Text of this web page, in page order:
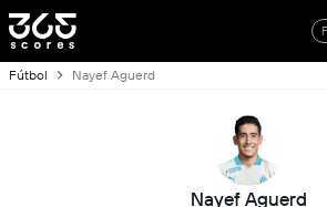
Fútbol Nayef Aguerd
Nayef Aguerd